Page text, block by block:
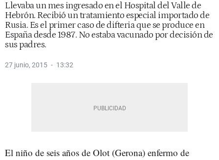
Llevaba un mes ingresado en el Hospital del Valle de
Hebrón. Recibió un tratamiento especial importado de
Rusia. Es el primer caso de difteria que se produce en
España desde 1987. No estaba vacunado por decisión de
sus padres.
27 junio, 2015 13:32
El niño de seis años de Olot (Gerona) enfermo de